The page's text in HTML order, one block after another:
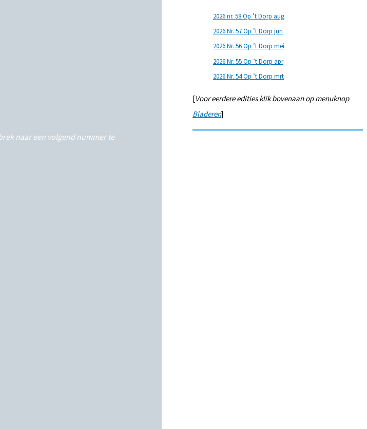
naar een volgend nummer te
2026 nr. 58 Op ’t Dorp aug
2026 Nr. 57 Op ’t Dorp jun
2026 Nr. 56 Op ’t Dorp mei
2026 Nr. 55 Op ’t Dorp apr
2026 Nr. 54 Op ’t Dorp mrt
[Voor eerdere edities klik bovenaan op menuknop
Bladeren]